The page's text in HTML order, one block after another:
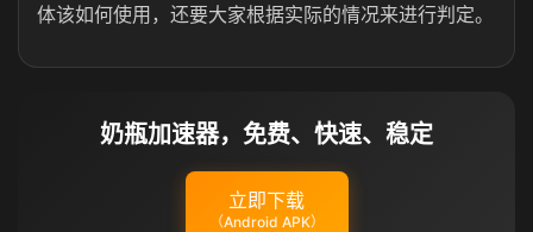
体该如何使用，还要大家根据实际的情况来进行判定。
奶瓶加速器，免费、快速、稳定
立即下载
（Android APK）